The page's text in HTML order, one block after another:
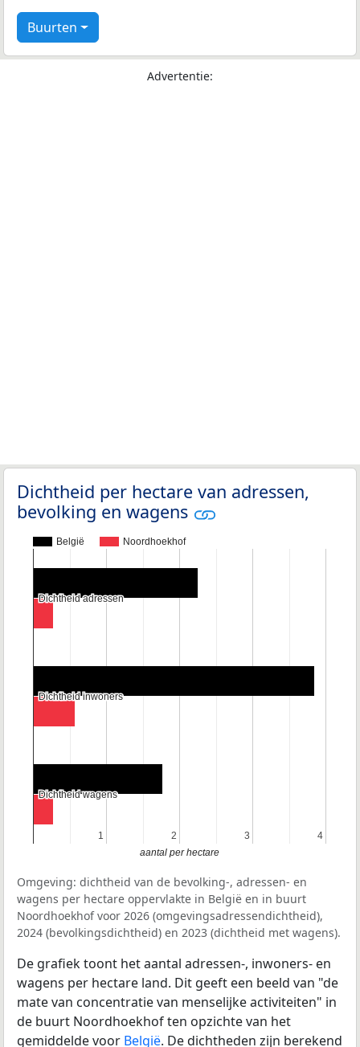
Buurten
Advertentie:
Dichtheid per hectare van adressen,
bevolking en wagens
België Noordhoekhof
1
1 2
2 3
3 4
4
Dichtheid adressen
Dichtheid adressen
Dichtheid inwoners
Dichtheid inwoners
Dichtheid wagens
Dichtheid wagens
aantal per hectare
Omgeving: dichtheid van de bevolking-, adressen- en
wagens per hectare oppervlakte in België en in buurt
Noordhoekhof voor 2026 (omgevingsadressendichtheid),
2024 (bevolkingsdichtheid) en 2023 (dichtheid met wagens).
De grafiek toont het aantal adressen-, inwoners- en
wagens per hectare land. Dit geeft een beeld van "de
mate van concentratie van menselijke activiteiten" in
de buurt Noordhoekhof ten opzichte van het
gemiddelde voor België. De dichtheden zijn berekend